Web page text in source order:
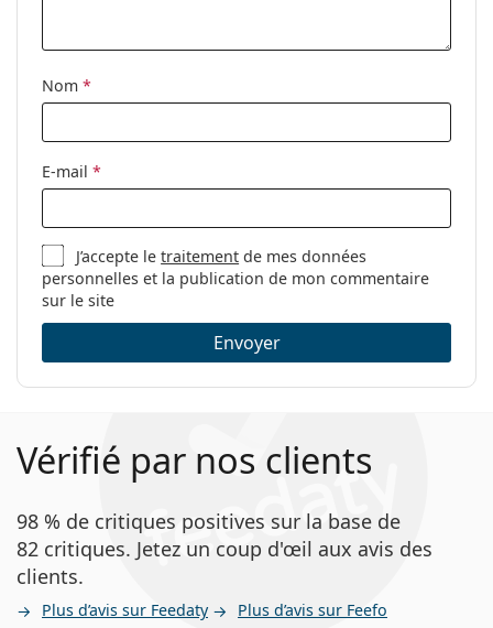
Autres
Sexe:
Marque:
Nom *
E-mail *
J’accepte letraitement de mes données
personnelles et la publication de mon commentaire
sur le site
Envoyer
Vérifié par nos clients
98 % de critiques positives sur la base de
82 critiques. Jetez un coup d'œil aux avis des
clients.
Plus d’avis sur Feedaty Plus d’avis sur Feefo